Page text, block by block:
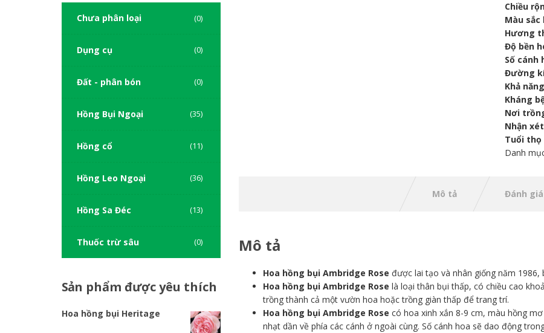
Chiều
Màu sắc
Hương
Độ bền
Số cánh
Đường
Khả
Kháng
Nơi
Nhận
Tuổi thọ
Danh
Mô tả Đánh
Mô tả
Hoa hồng bụi Ambridge Rose được lai tạo và nhân giống năm 1986,
Hoa hồng bụi Ambridge Rose là loại thân bụi thấp, có chiều cao
trồng thành cả một vườn hoa hoặc trồng giàn thấp để trang trí.
Hoa hồng bụi Ambridge Rose có hoa xinh xắn 8-9 cm, màu hồng
nhạt dần về phía các cánh ở ngoài cùng. Số cánh hoa sẽ dao động
Chưa phân loại (0)
Dụng cụ (0)
Đất - phân bón (0)
Hồng Bụi Ngoại (35)
Hồng cổ (11)
Hồng Leo Ngoại (36)
Hồng Sa Đéc (13)
Thuốc trừ sâu (0)
Sản phẩm được yêu thích
Hoa hồng bụi Heritage